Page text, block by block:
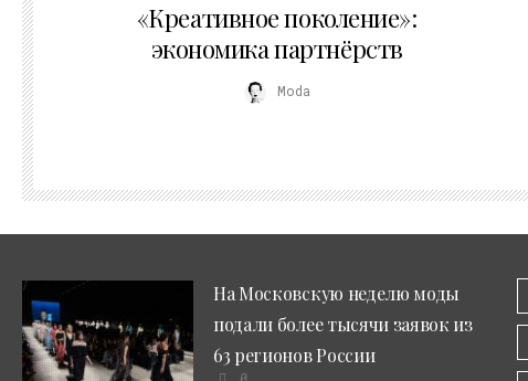
«Креативное поколение»:
экономика партнёрств
Moda
На Московскую неделю моды
подали более тысячи заявок из
63 регионов России